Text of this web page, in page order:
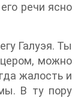
речи ясно
Галуэя. Ты
можно
жалость и
В ту пору